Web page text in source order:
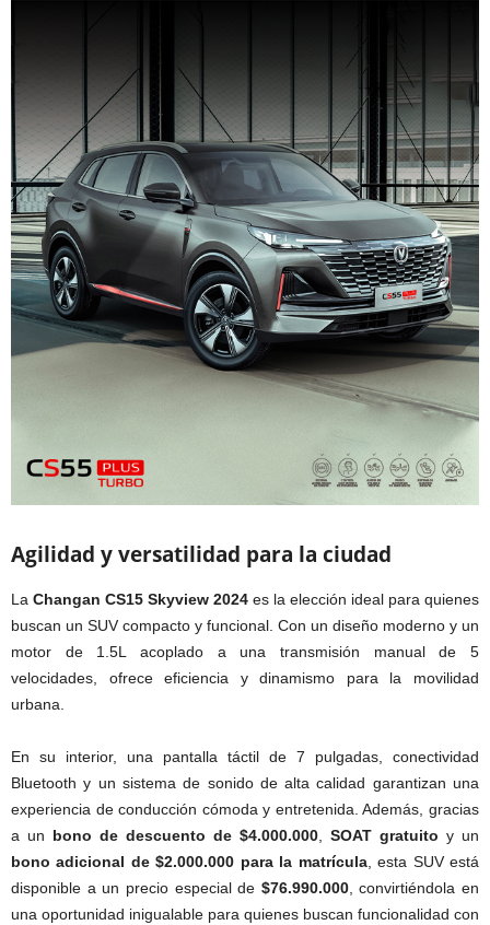
Agilidad y versatilidad para la ciudad
La Changan CS15 Skyview 2024 es la elección ideal para quienes
buscan un SUV compacto y funcional. Con un diseño moderno y un
motor de 1.5L acoplado a una transmisión manual de 5
velocidades, ofrece eficiencia y dinamismo para la movilidad
urbana.
En su interior, una pantalla táctil de 7 pulgadas, conectividad
Bluetooth y un sistema de sonido de alta calidad garantizan una
experiencia de conducción cómoda y entretenida. Además, gracias
a un bono de descuento de $4.000.000 SOAT gratuito y un
bono adicional de $2.000.000 para la matrícula, esta SUV está
disponible a un precio especial de $76.990.000, convirtiéndola en
una oportunidad inigualable para quienes buscan funcionalidad con